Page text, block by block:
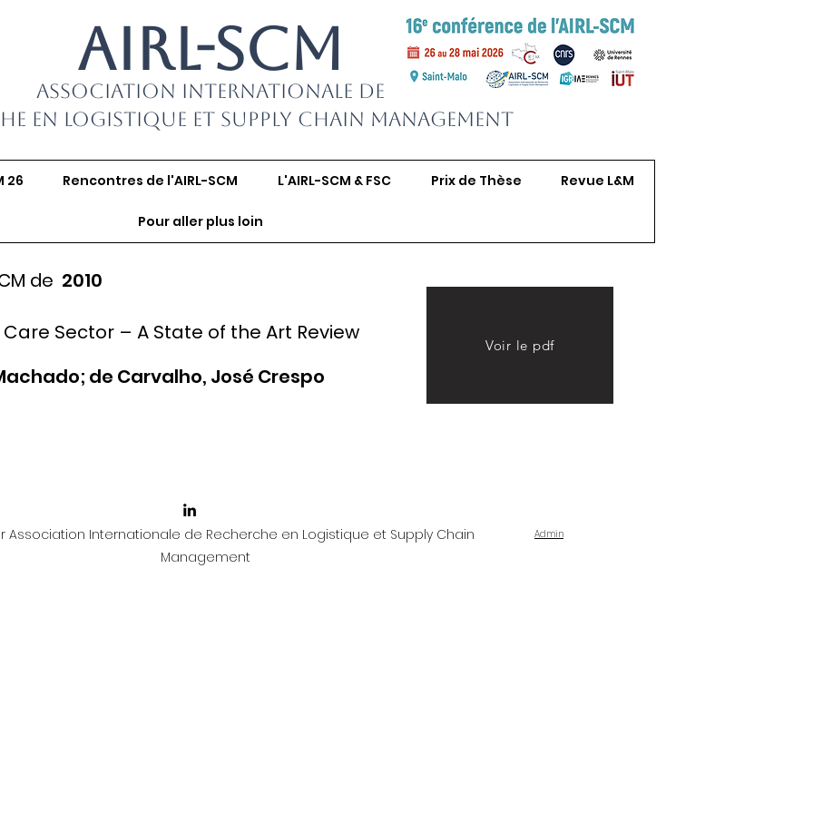
AIRL-SCM
Association Internationale de
en Logistique et Supply Chain Management
26 Rencontres de l'AIRL-SCM L'AIRL-SCM & FSC Prix de Thèse Revue L&M
Pour aller plus loin
de 2010
Sector – A State of the Art Review
de Carvalho, José Crespo
Voir le pdf
Association Internationale de Recherche en Logistique et Supply Chain
Management
Admin